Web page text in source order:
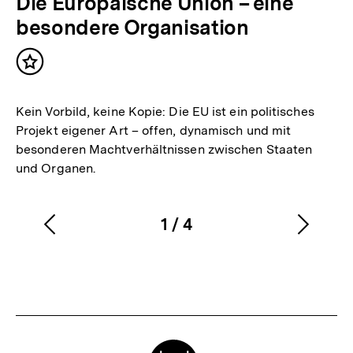
besondere Organisation
Inhalt
Kein Vorbild, keine Kopie: Die EU ist ein politisches
Projekt eigener Art – offen, dynamisch und mit
besonderen Machtverhältnissen zwischen Staaten
und Organen.
Karussellinhalt
1
von
/4
Vorherigen